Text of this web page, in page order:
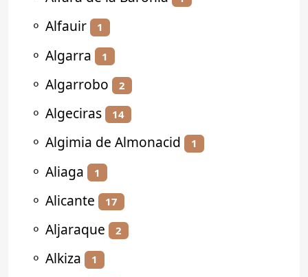
⚬ Alfauir 1
⚬ Algarra 1
⚬ Algarrobo 2
⚬ Algeciras 14
⚬ Algimia de Almonacid 1
⚬ Aliaga 1
⚬ Alicante 17
⚬ Aljaraque 2
⚬ Alkiza 1